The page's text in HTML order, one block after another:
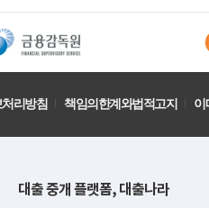
리방침 책임의한계와법적고지 이
대출 중개 플랫폼, 대출나라